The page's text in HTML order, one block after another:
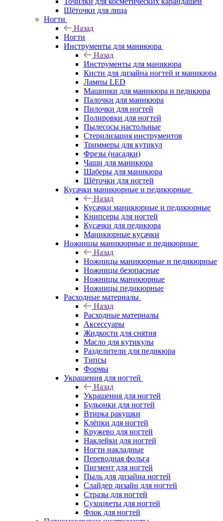
Щёточки для лица
Ногти
Назад
Ногти
Инструменты для маникюра
Назад
Инструменты для маникюра
Кисти для дизайна ногтей и маникюра
Лампы LED
Машинки для маникюра и педикюра
Палочки для маникюра
Пилочки для ногтей
Полировки для ногтей
Пылесосы настольные
Стерилизация инструментов
Триммеры для кутикул
Фрезы (насадки)
Чаши для маникюра
Шаберы для маникюра
Щёточки для ногтей
Кусачки маникюрные и педикюрные
Назад
Кусачки маникюрные и педикюрные
Книпсеры для ногтей
Кусачки для педикюра
Маникюрные кусачки
Ножницы маникюрные и педикюрные
Назад
Ножницы маникюрные и педикюрные
Ножницы безопасные
Ножницы маникюрные
Ножницы педикюрные
Расходные материалы
Назад
Расходные материалы
Аксессуары
Жидкости для снятия
Масло для кутикулы
Разделители для педикюра
Типсы
Формы
Украшения для ногтей
Назад
Украшения для ногтей
Бульонки для ногтей
Втирка ракушки
Клёпки для ногтей
Кружево для ногтей
Наклейки для ногтей
Ногти накладные
Переводная фольга
Пигмент для ногтей
Пыль для дизайна ногтей
Слайдер дизайн для ногтей
Стразы для ногтей
Сухоцветы для ногтей
Флок для ногтей